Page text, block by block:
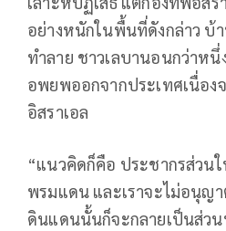
อย่างหนักในพื้นที่ดังกล่าว บ้
ทำลาย ชาวเลบานอนกว่าห
อพยพออกจากประเทศเนื่อง
อิสราเอล
“แนวคิดก็คือ ประชากรส่วน
พรมแดน และเราจะไม่อนุญ
ดินแดนนั้นก็จะกลายเป็นส่วน